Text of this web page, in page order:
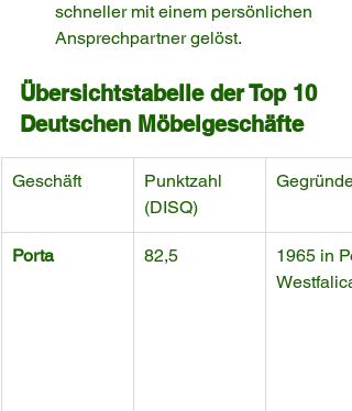
schneller mit einem persönlichen
Ansprechpartner gelöst.
Übersichtstabelle der Top 10
Deutschen Möbelgeschäfte
Geschäft
Punktzahl
(DISQ)
Gegründet
Porta 82,5
1965 in
Westfalica